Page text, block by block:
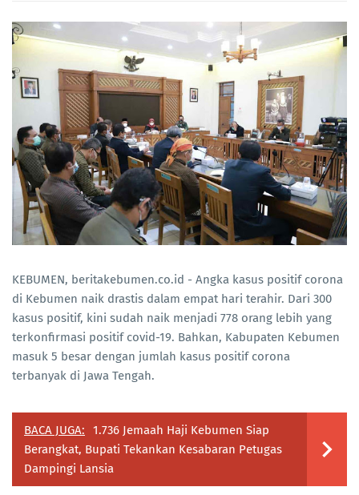
KEBUMEN, beritakebumen.co.id - Angka kasus positif corona
di Kebumen naik drastis dalam empat hari terahir. Dari 300
kasus positif, kini sudah naik menjadi 778 orang lebih yang
terkonfirmasi positif covid-19. Bahkan, Kabupaten Kebumen
masuk 5 besar dengan jumlah kasus positif corona
terbanyak di Jawa Tengah.
BACA JUGA:
1.736 Jemaah Haji Kebumen Siap
Berangkat, Bupati Tekankan Kesabaran Petugas
Dampingi Lansia